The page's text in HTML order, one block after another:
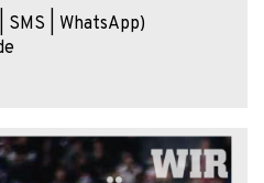
| WhatsApp)